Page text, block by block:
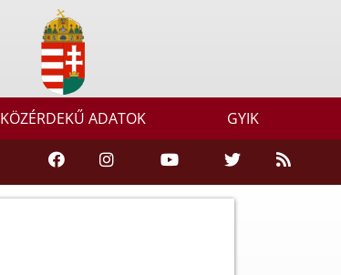
KÖZÉRDEKŰ ADATOK GYIK